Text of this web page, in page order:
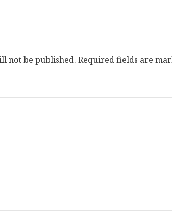
not be published. Required fields are